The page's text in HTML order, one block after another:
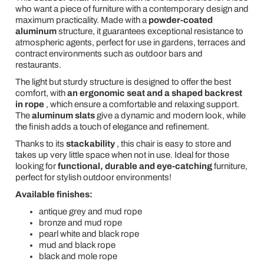
who want a piece of furniture with a contemporary design and
maximum practicality. Made with a powder-coated
aluminumstructure, it guarantees exceptional resistance to
atmospheric agents, perfect for use in gardens, terraces and
contract environments such as outdoor bars and
restaurants.
The light but sturdy structure is designed to offer the best
comfort, withan ergonomic seat and a shaped backrest
in rope, which ensure a comfortable and relaxing support.
Thealuminum slatsgive a dynamic and modern look, while
the finish adds a touch of elegance and refinement.
Thanks to its stackability, this chair is easy to store and
takes up very little space when not in use. Ideal for those
looking forfunctional, durable and eye-catchingfurniture,
perfect for stylish outdoor environments!
Available finishes:
antique grey and mud rope
bronze and mud rope
pearl white and black rope
mud and black rope
black and mole rope